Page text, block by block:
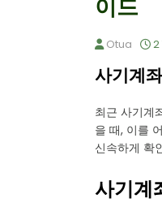
이드
Otua 2
사기계
최근 사기계
을 때, 이를
신속하게 확
사기계